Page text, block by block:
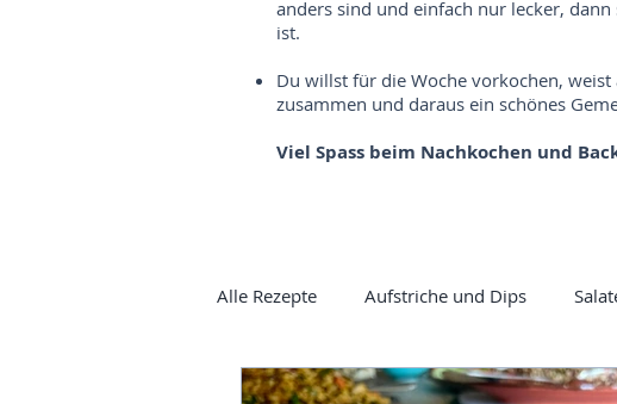
anders sind und einfach nur lecker,
ist.
Du willst für die Woche vorkochen,
zusammen und daraus ein schönes
Viel Spass beim Nachkochen und
Alle Rezepte Aufstriche und Dips
Vorspeisen Mezze Currys